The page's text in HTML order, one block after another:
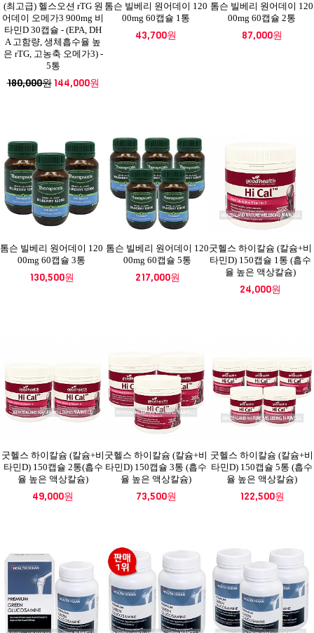
(최고급) 헬스오션 rTG 원
어데이 오메가3 900mg 비
타민D 30캡슐 - (EPA, DH
A 고함량, 생체흡수율 높
은 rTG, 고농축 오메가3) -
5통
180,000원144,000원
톰슨 빌베리 원어데이 120
00mg 60캡슐 1통
43,700원
톰슨 빌베리 원어데이 120
00mg 60캡슐 2통
87,000원
톰슨 빌베리 원어데이 120
00mg 60캡슐 3통
130,500원
톰슨 빌베리 원어데이 120
00mg 60캡슐 5통
217,000원
굿헬스 하이칼슘 (칼슘+비
타민D) 150캡슐 1통 (흡수
율 높은 액상칼슘)
24,000원
굿헬스 하이칼슘 (칼슘+비
타민D) 150캡슐 2통(흡수
율 높은 액상칼슘)
49,000원
굿헬스 하이칼슘 (칼슘+비
타민D) 150캡슐 3통 (흡수
율 높은 액상칼슘)
73,500원
굿헬스 하이칼슘 (칼슘+비
타민D) 150캡슐 5통 (흡수
율 높은 액상칼슘)
122,500원